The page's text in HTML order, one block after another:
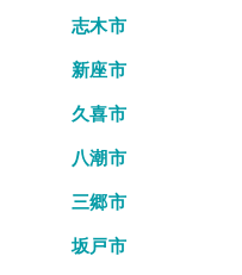
志木市
新座市
久喜市
八潮市
三郷市
坂戸市